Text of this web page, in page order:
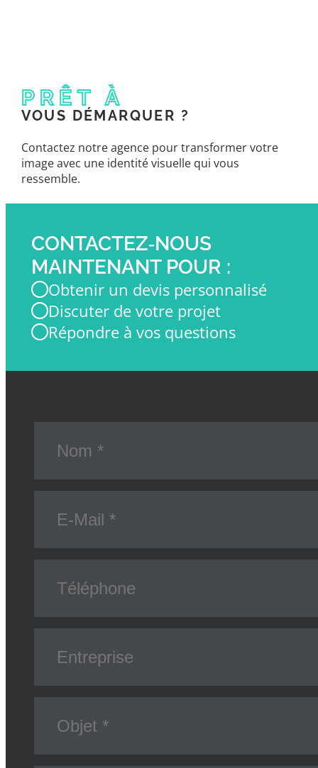
PRÊT À
VOUS DÉMARQUER ?
Contactez notre agence pour transformer votre
image avec une identité visuelle qui vous
ressemble.
CONTACTEZ‑NOUS
MAINTENANT POUR :
Obtenir un devis personnalisé
Discuter de votre projet
Répondre à vos questions